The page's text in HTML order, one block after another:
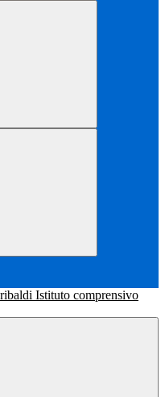
Istituto comprensivo